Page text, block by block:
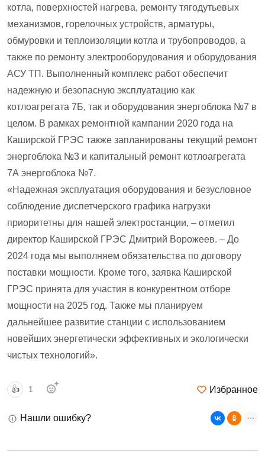
котла, поверхностей нагрева, ремонту тягодутьевых
механизмов, горелочных устройств, арматуры,
обмуровки и теплоизоляции котла и трубопроводов, а
также по ремонту электрооборудования и оборудования
АСУ ТП. Выполненный комплекс работ обеспечит
надежную и безопасную эксплуатацию как
котлоагрегата 7Б, так и оборудования энергоблока №7 в
целом. В рамках ремонтной кампании 2020 года на
Каширской ГРЭС также запланированы текущий ремонт
энергоблока №3 и капитальный ремонт котлоагрегата
7А энергоблока №7.
«Надежная эксплуатация оборудования и безусловное
соблюдение диспетчерского графика нагрузки
приоритетны для нашей электростанции, – отметил
директор Каширской ГРЭС Дмитрий Ворожеев. – До
2024 года мы выполняем обязательства по договору
поставки мощности. Кроме того, заявка Каширской
ГРЭС принята для участия в конкурентном отборе
мощности на 2025 год. Также мы планируем
дальнейшее развитие станции с использованием
новейших энергетически эффективных и экологически
чистых технологий».
👍 1 Избранное
Нашли ошибку?